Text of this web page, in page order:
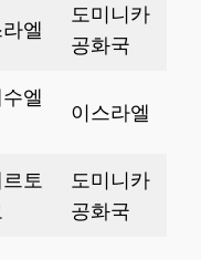
엘
도미니카
공화국
엘
이스라엘
토
도미니카
공화국